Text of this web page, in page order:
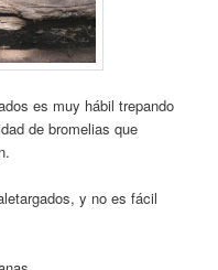
es muy hábil trepando
de bromelias que
y no es fácil